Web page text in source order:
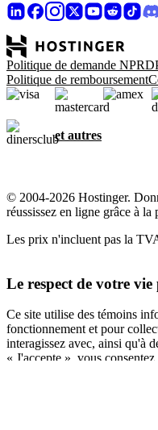
Politique de demande NPRD
Politique de remboursement
et autres
© 2004-2026 Hostinger.
réussissez en ligne grâce à
Les prix n'incluent pas la
Le respect de votre
Ce site utilise des témoins
fonctionnement et pour
interagissez avec, ainsi qu'à
« J'accepte », vous